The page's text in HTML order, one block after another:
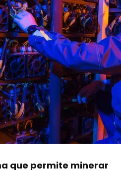
que permite minerar